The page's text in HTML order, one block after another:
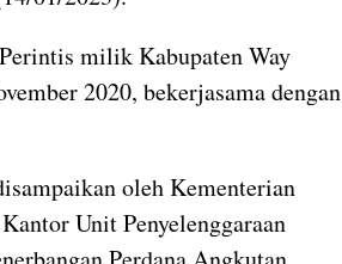
milik Kabupaten Way
2020, bekerjasama dengan
oleh Kementerian
Unit Penyelenggaraan